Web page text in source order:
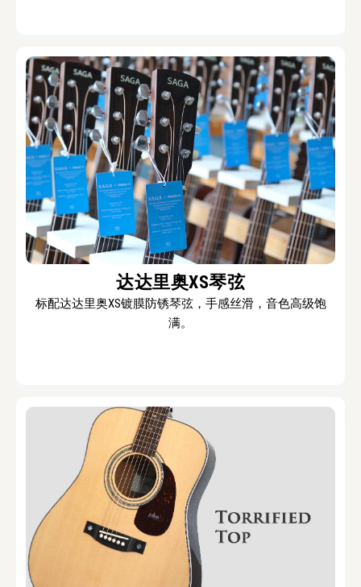
达达里奥XS琴弦
标配达达里奥XS镀膜防锈琴弦，手感丝滑，音色高级饱
满。